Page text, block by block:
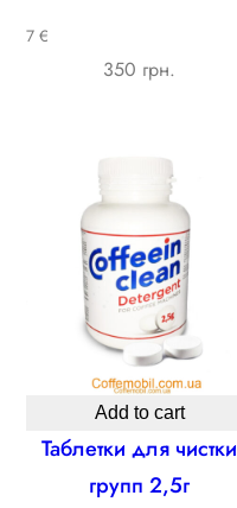
7 €
350 грн.
Add to cart
Таблетки для чистки
групп 2,5г